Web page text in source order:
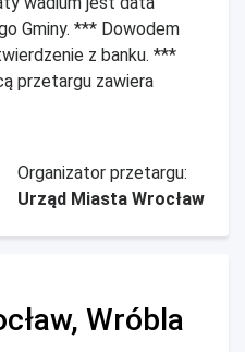
Gminy. *** Dowodem
z banku. ***
przetargu zawiera
Organizator przetargu:
Urząd Miasta Wrocław
Wróbla